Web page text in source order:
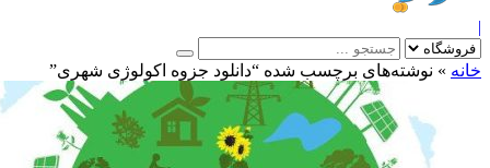
»نوشته‌های برچسب شده “دانلود جزوه اکولوژی شهری”